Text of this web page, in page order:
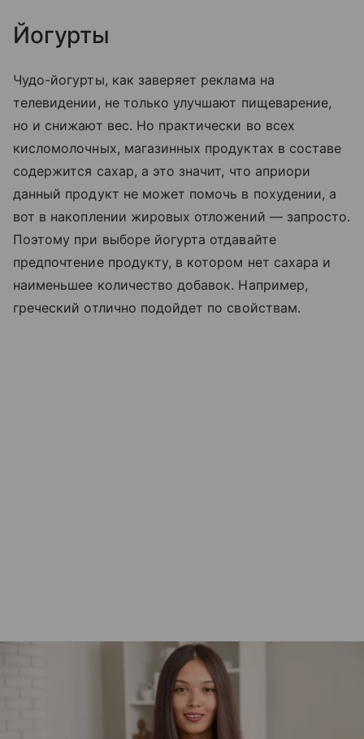
Йогурты
Чудо-йогурты, как заверяет реклама на
телевидении, не только улучшают пищеварение,
но и снижают вес. Но практически во всех
кисломолочных, магазинных продуктах в составе
содержится сахар, а это значит, что априори
данный продукт не может помочь в похудении, а
вот в накоплении жировых отложений — запросто.
Поэтому при выборе йогурта отдавайте
предпочтение продукту, в котором нет сахара и
наименьшее количество добавок. Например,
греческий отлично подойдет по свойствам.